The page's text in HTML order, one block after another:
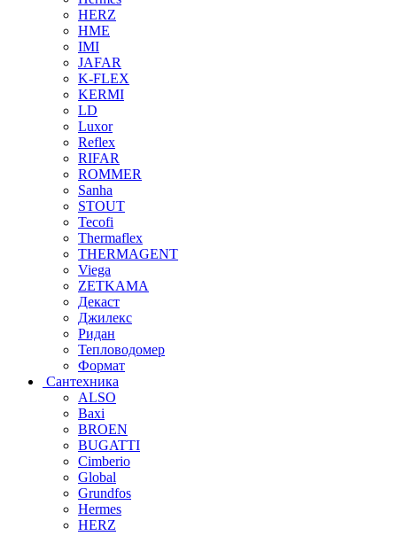
HERZ
HME
IMI
JAFAR
K-FLEX
KERMI
LD
Luxor
Reflex
RIFAR
ROMMER
Sanha
STOUT
Tecofi
Thermaflex
THERMAGENT
Viega
ZETKAMA
Декаст
Джилекс
Ридан
Тепловодомер
Формат
Сантехника
ALSO
Baxi
BROEN
BUGATTI
Cimberio
Global
Grundfos
Hermes
HERZ